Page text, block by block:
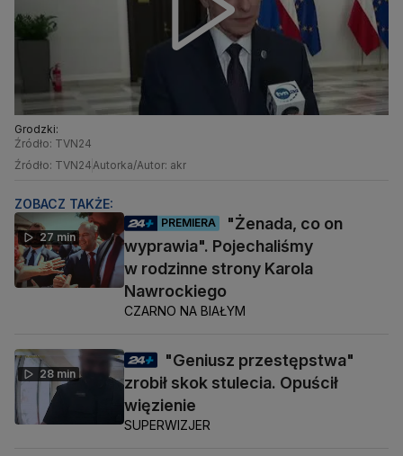
Grodzki:
Źródło: TVN24
Źródło: TVN24 Autorka/Autor: akr
ZOBACZ TAKŻE:
27 min
PREMIERA
"Żenada, co on
wyprawia". Pojechaliśmy
w rodzinne strony Karola
Nawrockiego
CZARNO NA BIAŁYM
28 min
"Geniusz przestępstwa"
zrobił skok stulecia. Opuścił
więzienie
SUPERWIZJER